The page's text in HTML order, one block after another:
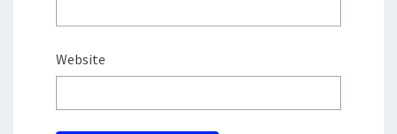
Website